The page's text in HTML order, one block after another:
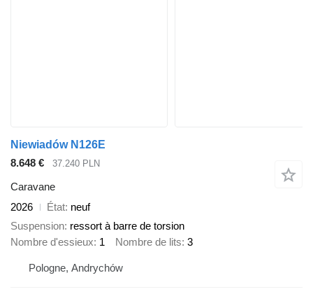
Niewiadów N126E
8.648 €
37.240 PLN
Caravane
2026
État neuf
Suspension ressort à barre de torsion
Nombre d'essieux 1 Nombre de lits 3
Pologne, Andrychów